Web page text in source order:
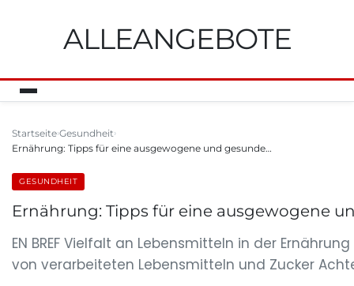
ALLEANGEBOTE
Startseite Gesundheit
Ernährung: Tipps für eine ausgewogene und gesunde…
GESUNDHEIT
Ernährung: Tipps für eine ausgewogene
EN BREF Vielfalt an Lebensmitteln in der
von verarbeiteten Lebensmitteln und Zucker